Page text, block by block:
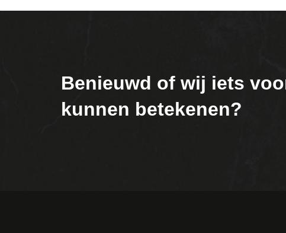
Benieuwd of wij iets
kunnen betekenen?